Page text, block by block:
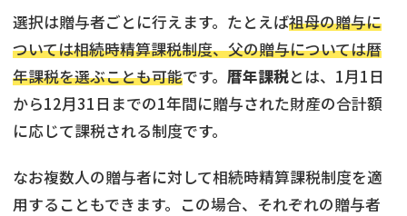
選択は贈与者ごとに行えます。たとえば祖母の贈与に
ついては相続時精算課税制度、父の贈与については暦
年課税を選ぶことも可能です。 暦年課税とは、1月1日
から12月31日までの1年間に贈与された財産の合計額
に応じて課税される制度です。
なお複数人の贈与者に対して相続時精算課税制度を適
用することもできます。この場合、それぞれの贈与者